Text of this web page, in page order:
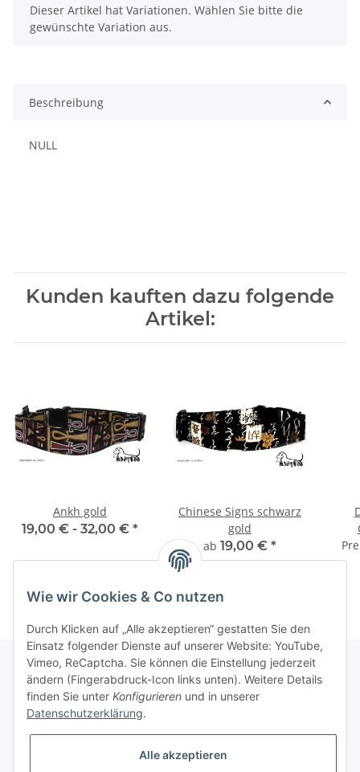
x
Dieser Artikel hat Variationen. Wählen Sie bitte die
gewünschte Variation aus.
Beschreibung
NULL
Kunden kauften dazu folgende
Artikel:
Ankh gold
19,00 € - 32,00 € *
Chinese Signs schwarz
gold
ab 19,00 € *
Informationen
Wie wir Cookies & Co nutzen
Durch Klicken auf „Alle akzeptieren“ gestatten Sie den
Einsatz folgender Dienste auf unserer Website: YouTube,
Vimeo, ReCaptcha. Sie können die Einstellung jederzeit
ändern (Fingerabdruck-Icon links unten). Weitere Details
finden Sie unter Konfigurieren und in unserer
Datenschutzerklärung.
Alle akzeptieren